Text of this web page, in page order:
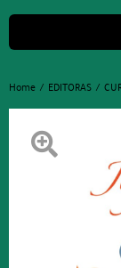
Home EDITORAS